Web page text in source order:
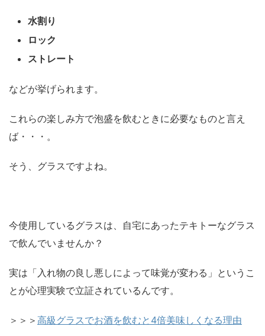
水割り
ロック
ストレート
などが挙げられます。
これらの楽しみ方で泡盛を飲むときに必要なものと言え
ば・・・。
そう、グラスですよね。
今使用しているグラスは、自宅にあったテキトーなグラス
で飲んでいませんか？
実は「入れ物の良し悪しによって味覚が変わる」というこ
とが心理実験で立証されているんです。
＞＞＞ 高級グラスでお酒を飲むと4倍美味しくなる理由